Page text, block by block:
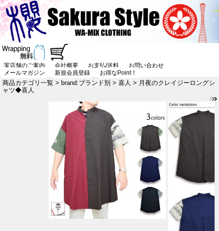
実店舗のご案内 会社概要 お支払/送料
お問い合わせ
メールマガジン
新規会員登録 お得なPoint！
商品カテゴリ一覧 > brand:ブランド別 > 喜人 > 月夜のクレイジーロングシ
ャツ◆喜人